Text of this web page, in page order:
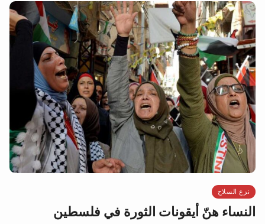
نزع السلاح
النساء هنّ أيقونات الثورة في فلسطين